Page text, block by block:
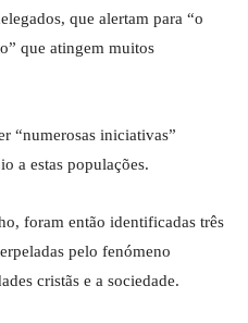
que alertam para “o
que atingem muitos
“numerosas iniciativas”
a estas populações.
foram então identificadas três
pelo fenómeno
cristãs e a sociedade.